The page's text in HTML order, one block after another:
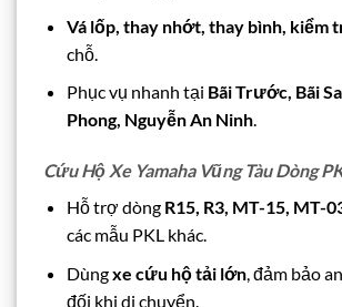
Vá lốp, thay nhớt, thay bình, kiểm
chỗ.
Phục vụ nhanh tại Bãi Trước, Bãi
Phong, Nguyễn An Ninh.
Cứu Hộ Xe Yamaha Vũng Tàu Dòng
Hỗ trợ dòng R15, R3, MT-15, MT-
các mẫu PKL khác.
Dùngxe cứu hộ tải lớn, đảm bảo
đối khi di chuyển.